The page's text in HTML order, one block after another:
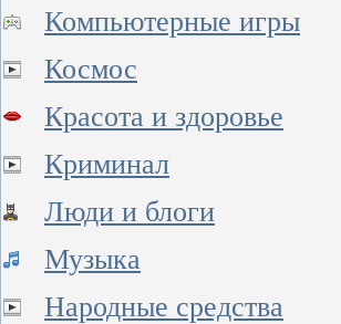
Компьютерные игры
Космос
Красота и здоровье
Криминал
Люди и блоги
Музыка
Народные средства